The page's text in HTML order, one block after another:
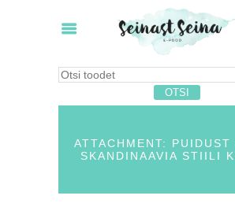
ATTACHMENT: PUIDUST
SKANDINAAVIA STIILI